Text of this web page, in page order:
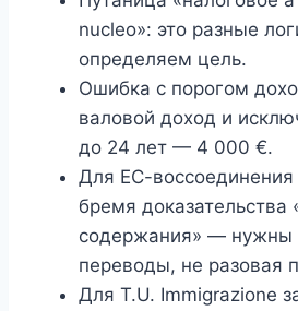
nucleo»: это разные
определяем цель.
Ошибка с порогом
валовой доход и
до 24 лет — 4 000 €.
Для ЕС-
бремя доказательства
содержания» — нужны
переводы, не разовая
Для T.U. Immigrazione